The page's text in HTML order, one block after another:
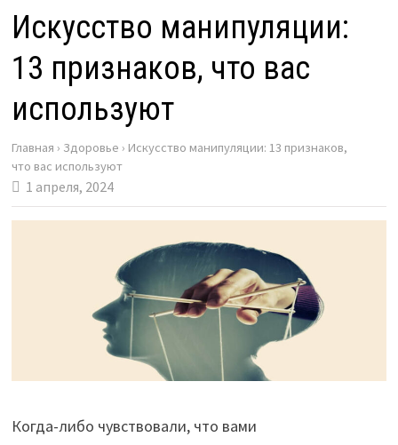
Искусство манипуляции:
13 признаков, что вас
используют
Главная › Здоровье › Искусство манипуляции: 13 признаков,
что вас используют
1 апреля, 2024
Когда-либо чувствовали, что вами